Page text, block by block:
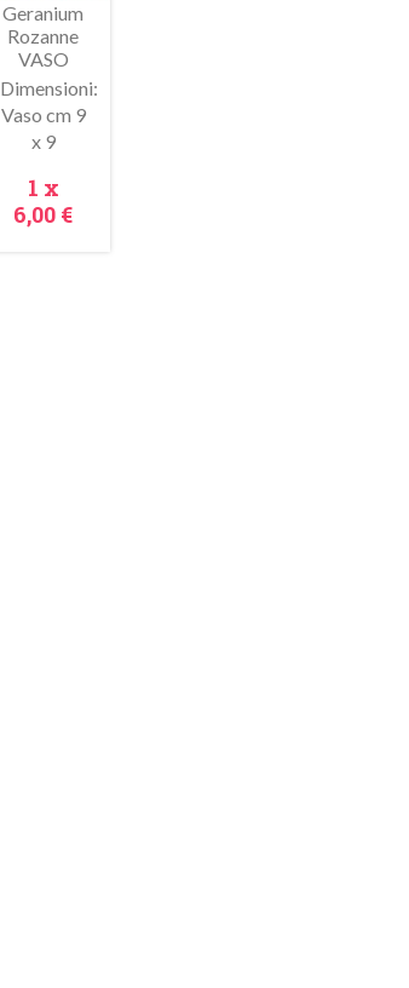
Anteprima
Geranium
Rozanne
VASO
Dimensioni:
Vaso cm 9
x 9
Prezzo
1 x
6,00 €